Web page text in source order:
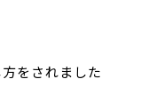
をされました